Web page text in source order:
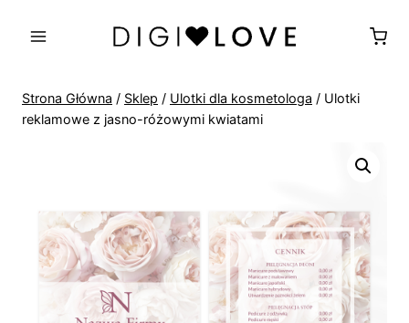
Strona Główna / Sklep / Ulotki dla kosmetologa / Ulotki
reklamowe z jasno-różowymi kwiatami